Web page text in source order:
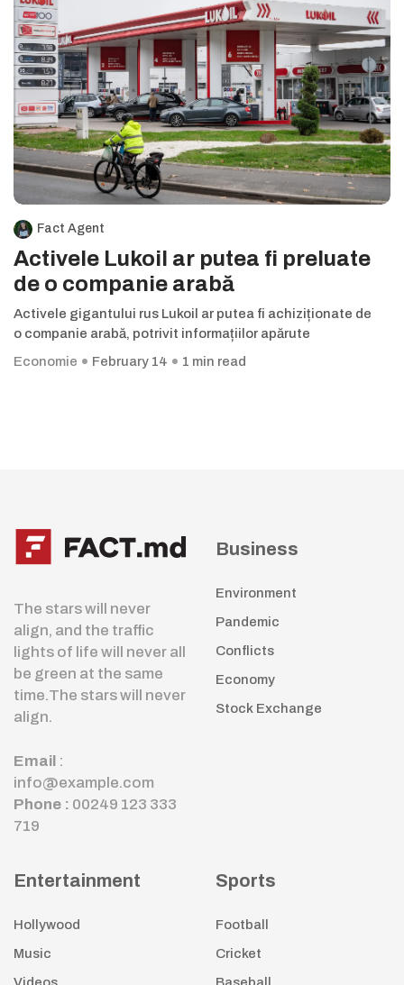
Fact Agent
Activele Lukoil ar putea fi preluate
de o companie arabă
Activele gigantului rus Lukoil ar putea fi achiziționate de
o companie arabă, potrivit informațiilor apărute
Economie
February 14 1 min read
The stars will never
align, and the traffic
lights of life will never all
be green at the same
time.The stars will never
align.
Email :
info@example.com
Phone : 00249 123 333
719
Business
Environment
Pandemic
Conflicts
Economy
Stock Exchange
Entertainment
Hollywood
Music
Videos
Sports
Football
Cricket
Baseball